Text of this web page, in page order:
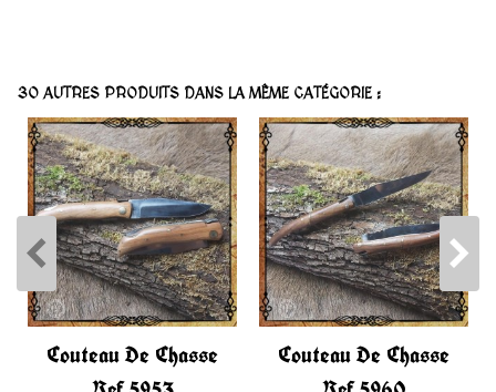
30 AUTRES PRODUITS DANS LA MÊME CATÉGORIE :
Couteau De Chasse
Couteau De Chasse